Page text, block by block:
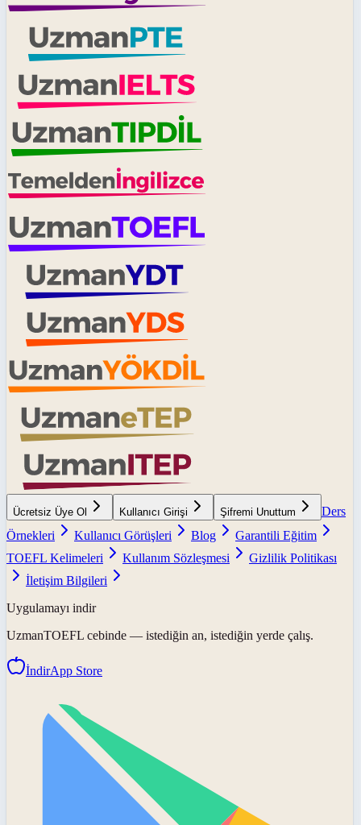
Ücretsiz Üye Ol Kullanıcı Girişi Şifremi Unuttum
Ders
Örnekleri
Kullanıcı Görüşleri Blog
Garantili Eğitim
TOEFL Kelimeleri
Kullanım Sözleşmesi
Gizlilik Politikası
İletişim Bilgileri
Uygulamayı indir
UzmanTOEFL cebinde — istediğin an, istediğin yerde çalış.
İndirApp Store